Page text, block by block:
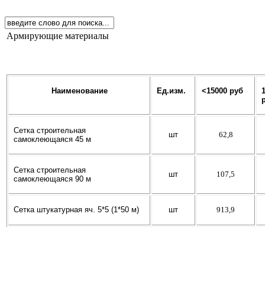
Армирующие материалы
Наименование Ед.изм. <15000 руб
Сетка строительная
самоклеющаяся 45 м
шт 62,8
Сетка строительная
самоклеющаяся 90 м
шт 107,5
Сетка штукатурная яч. 5*5 (1*50 м) шт 913,9